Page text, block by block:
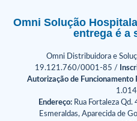
Omni Solução
entrega é a
Omni Distribuidora e
19.121.760/0001-85 /
Autorização de Funcionamento
Endereço: Rua Fortaleza
Esmeraldas, Aparecida de